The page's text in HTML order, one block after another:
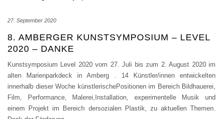
27. September 2020
8. AMBERGER KUNSTSYMPOSIUM – LEVEL
2020 – DANKE
Kunstsymposium Level 2020 vom 27. Juli bis zum 2. August 2020 im
alten Marienparkdeck in Amberg . 14 Künstler/innen entwickelten
innerhalb dieser Woche künstlerischePositionen im Bereich Bildhauerei,
Film, Performance, Malerei,Installation, experimentelle Musik und
einem Projekt im Bereich dersozialen Plastik, zu aktuellen Themen.